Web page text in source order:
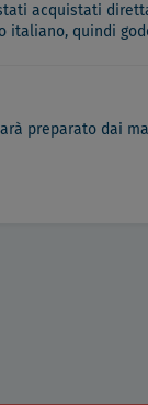
acquistati
quindi
preparato dai